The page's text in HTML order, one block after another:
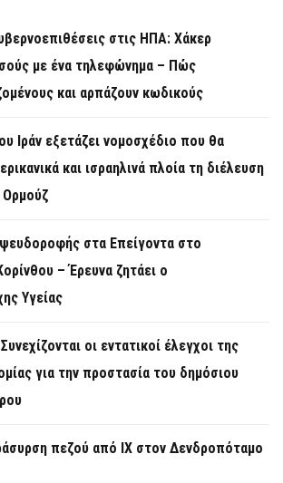
στις ΗΠΑ: Χάκερ
με ένα τηλεφώνημα – Πώς
και αρπάζουν κωδικούς
Ιράν εξετάζει νομοσχέδιο που θα
και ισραηλινά πλοία τη διέλευση
στα Επείγοντα στο
– Έρευνα ζητάει ο
Υγείας
οι εντατικοί έλεγχοι της
για την προστασία του δημόσιου
πεζού από ΙΧ στον Δενδροπόταμο